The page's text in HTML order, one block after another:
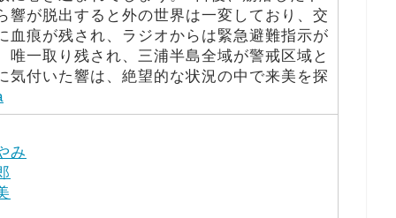
響が脱出すると外の世界は一変しており、交
血痕が残され、ラジオからは緊急避難指示が
唯一取り残され、三浦半島全域が警戒区域と
気付いた響は、絶望的な状況の中で来美を探
み